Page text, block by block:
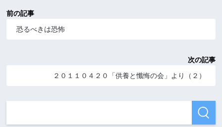
前の記事
恐るべきは恐怖
次の記事
２０１１０４２０「供養と懺悔の会」より（２）